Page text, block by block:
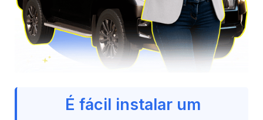
É fácil instalar um